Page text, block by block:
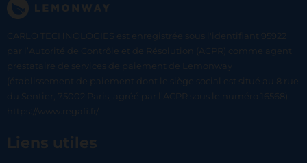
CARLO TECHNOLOGIES est enregistrée sous l'identifiant 95922
par l’Autorité de Contrôle et de Résolution (ACPR) comme agent
prestataire de services de paiement de Lemonway
(établissement de paiement dont le siège social est situé au 8 rue
du Sentier, 75002 Paris, agréé par l’ACPR sous le numéro 16568) -
https://www.regafi.fr/
Liens utiles